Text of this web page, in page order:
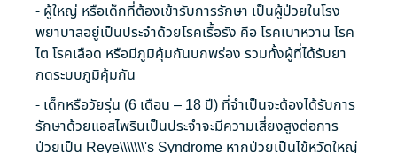
- ผู้ใหญ่ หรือเด็กที่ต้องเข้ารับการรักษา เป็นผู้ป่วยในโรง
พยาบาลอยู่เป็นประจำด้วยโรคเรื้อรัง คือ โรคเบาหวาน โรค
ไต โรคเลือด หรือมีภูมิคุ้มกันบกพร่อง รวมทั้งผู้ที่ได้รับยา
กดระบบภูมิคุ้มกัน
- เด็กหรือวัยรุ่น (6 เดือน – 18 ปี) ที่จำเป็นจะต้องได้รับการ
รักษาด้วยแอสไพรินเป็นประจำจะมีความเสี่ยงสูงต่อการ
ป่วยเป็น Reye\\\\\\\'s Syndrome หากป่วยเป็นไข้หวัดใหญ่